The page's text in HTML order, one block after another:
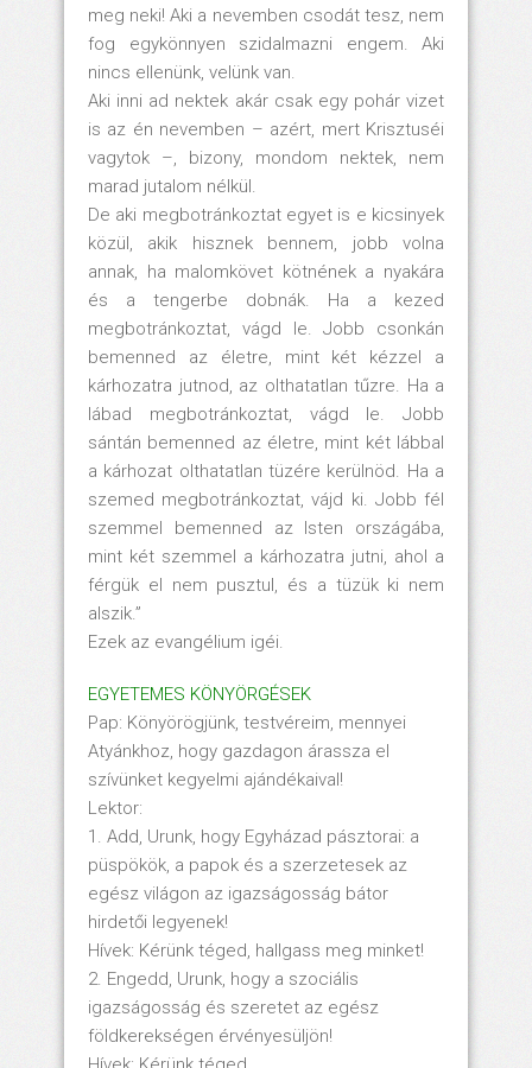
meg neki! Aki a nevemben csodát tesz, nem
fog egykönnyen szidalmazni engem. Aki
nincs ellenünk, velünk van.
Aki inni ad nektek akár csak egy pohár vizet
is az én nevemben – azért, mert Krisztuséi
vagytok –, bizony, mondom nektek, nem
marad jutalom nélkül.
De aki megbotránkoztat egyet is e kicsinyek
közül, akik hisznek bennem, jobb volna
annak, ha malomkövet kötnének a nyakára
és a tengerbe dobnák. Ha a kezed
megbotránkoztat, vágd le. Jobb csonkán
bemenned az életre, mint két kézzel a
kárhozatra jutnod, az olthatatlan tűzre. Ha a
lábad megbotránkoztat, vágd le. Jobb
sántán bemenned az életre, mint két lábbal
a kárhozat olthatatlan tüzére kerülnöd. Ha a
szemed megbotránkoztat, vájd ki. Jobb fél
szemmel bemenned az Isten országába,
mint két szemmel a kárhozatra jutni, ahol a
férgük el nem pusztul, és a tüzük ki nem
alszik.”
Ezek az evangélium igéi.
EGYETEMES KÖNYÖRGÉSEK
Pap: Könyörögjünk, testvéreim, mennyei
Atyánkhoz, hogy gazdagon árassza el
szívünket kegyelmi ajándékaival!
Lektor:
1. Add, Urunk, hogy Egyházad pásztorai: a
püspökök, a papok és a szerzetesek az
egész világon az igazságosság bátor
hirdetői legyenek!
Hívek: Kérünk téged, hallgass meg minket!
2. Engedd, Urunk, hogy a szociális
igazságosság és szeretet az egész
földkerekségen érvényesüljön!